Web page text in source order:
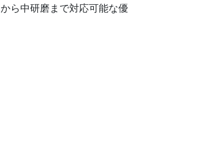
ら中研磨まで対応可能な優